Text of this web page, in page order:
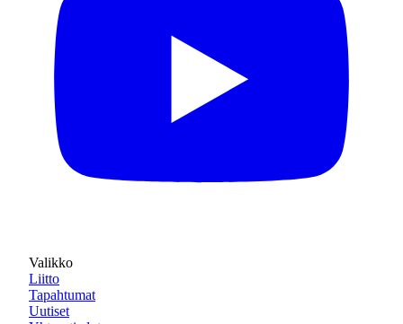
Valikko
Liitto
Tapahtumat
Uutiset